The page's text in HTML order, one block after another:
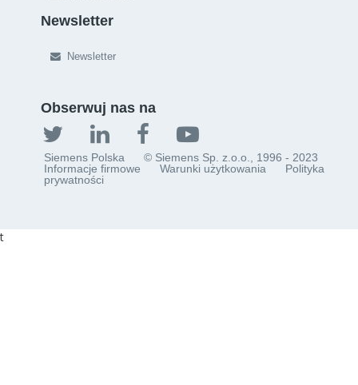
Newsletter
Newsletter
Obserwuj nas na
Siemens Polska
© Siemens Sp. z.o.o., 1996 - 2023
Informacje firmowe
Warunki użytkowania
Polityka
prywatności
t